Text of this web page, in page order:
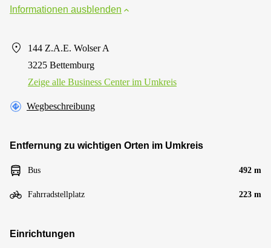
Informationen ausblenden
144 Z.A.E. Wolser A
3225 Bettemburg
Zeige alle Business Center im Umkreis
Wegbeschreibung
Entfernung zu wichtigen Orten im Umkreis
Bus 492 m
Fahrradstellplatz 223 m
Einrichtungen